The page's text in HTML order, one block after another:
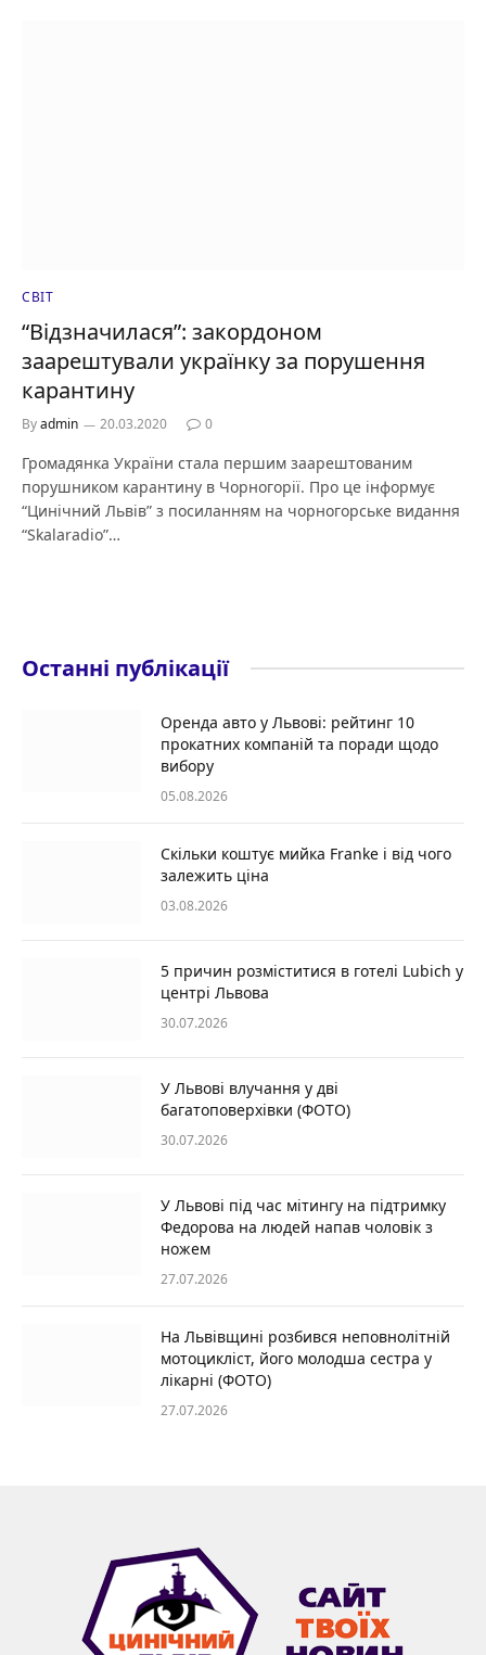
СВІТ
“Відзначилася”: закордоном
заарештували українку за порушення
карантину
Byadmin 20.03.2020 0
Громадянка України стала першим заарештованим
порушником карантину в Чорногорії. Про це інформує
“Цинічний Львів” з посиланням на чорногорське видання
“Skalaradio”…
Останні публікації
Оренда авто у Львові: рейтинг 10
прокатних компаній та поради щодо
вибору
05.08.2026
Скільки коштує мийка Franke і від чого
залежить ціна
03.08.2026
5 причин розміститися в готелі Lubich у
центрі Львова
30.07.2026
У Львові влучання у дві
багатоповерхівки (ФОТО)
30.07.2026
У Львові під час мітингу на підтримку
Федорова на людей напав чоловік з
ножем
27.07.2026
На Львівщині розбився неповнолітній
мотоцикліст, його молодша сестра у
лікарні (ФОТО)
27.07.2026